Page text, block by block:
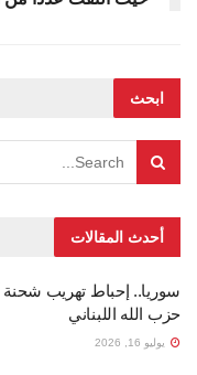
ابحث
أحدث المقالات
سوريا.. إحباط تهريب
حزب الله اللبناني
يوليو 16, 2026